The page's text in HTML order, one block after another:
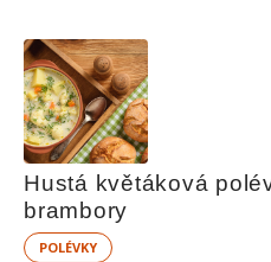
Hustá květáková
brambory
POLÉVKY